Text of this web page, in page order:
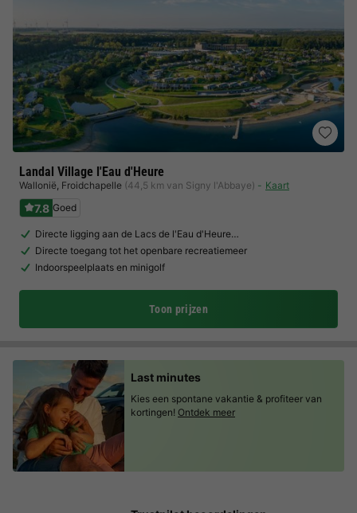
Landal Village l'Eau d'Heure
Wallonië, Froidchapelle (44,5 km van Signy l'Abbaye) Kaart
7.8 Goed
Directe ligging aan de Lacs de l'Eau d'Heure…
Directe toegang tot het openbare recreatiemeer
Indoorspeelplaats en minigolf
Toon prijzen
Last minutes
Kies een spontane vakantie & profiteer van
kortingen! Ontdek meer